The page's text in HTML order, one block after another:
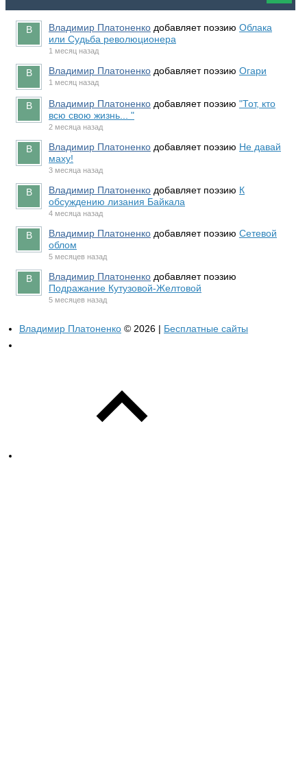
Владимир Платоненко добавляет поэзию Облака
или Судьба революционера
1 месяц назад
Владимир Платоненко добавляет поэзию Огари
1 месяц назад
Владимир Платоненко добавляет поэзию "Тот, кто
всю свою жизнь... "
2 месяца назад
Владимир Платоненко добавляет поэзию Не давай
маху!
3 месяца назад
Владимир Платоненко добавляет поэзию К
обсуждению лизания Байкала
4 месяца назад
Владимир Платоненко добавляет поэзию Сетевой
облом
5 месяцев назад
Владимир Платоненко добавляет поэзию
Подражание Кутузовой-Желтовой
5 месяцев назад
Владимир Платоненко © 2026 | Бесплатные сайты